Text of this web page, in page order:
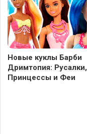
Новые куклы Барби
Дримтопия: Русалки,
Принцессы и Феи